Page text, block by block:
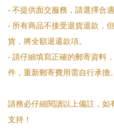
- 不提供面交服務，請選擇合
- 所有商品不接受退貨退款，
貨，將全額退還款項。
- 請仔細填寫正確的郵寄資料
件，重新郵寄費用需自行承擔。
請務必仔細閱讀以上備註，如
支持！